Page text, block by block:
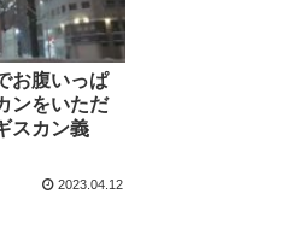
お腹いっぱ
ンをいただ
スカン義
2023.04.12